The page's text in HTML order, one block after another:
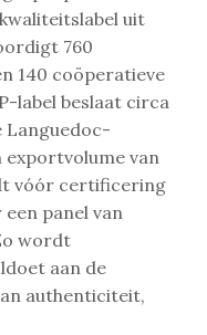
uit
760
140 coöperatieve
label beslaat circa
Languedoc-
exportvolume van
vóór certificering
panel van
wordt
aan de
authenticiteit,